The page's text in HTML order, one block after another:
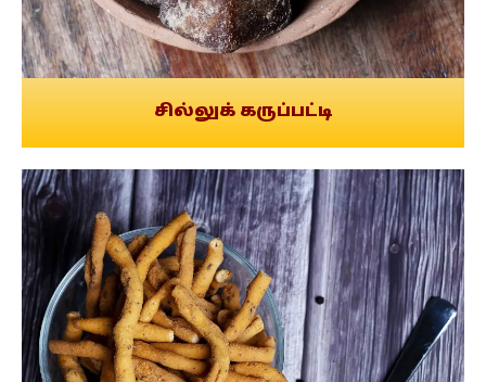
சில்லுக் கருப்பட்டி